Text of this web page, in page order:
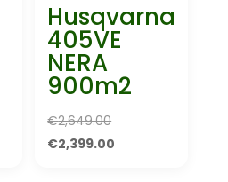
Husqvarna
405VE
NERA
900m2
€2,649.00Oorspronkelijke
prijs
€2,399.00